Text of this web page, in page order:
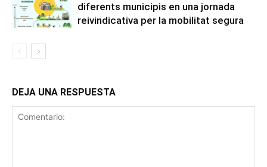
diferents municipis en una jornada
reivindicativa per la mobilitat segura
DEJA UNA RESPUESTA